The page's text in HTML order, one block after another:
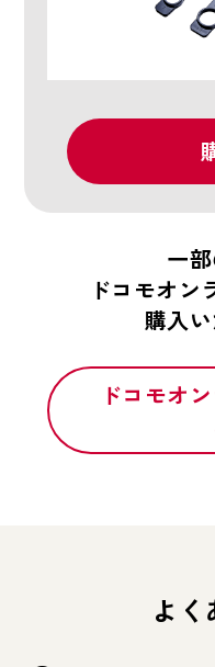
一
ドコモオン
購入い
ドコモオ
よ